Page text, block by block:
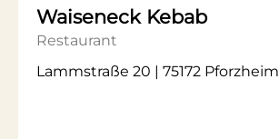
Waiseneck Kebab
Restaurant
Lammstraße 20 | 75172 Pforzheim